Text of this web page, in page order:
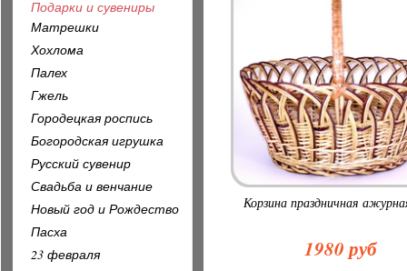
Корзина праздничная
1980 руб
Подарки и сувениры
Матрешки
Хохлома
Палех
Гжель
Городецкая роспись
Богородская игрушка
Русский сувенир
Свадьба и венчание
Новый год и Рождество
Пасха
23 февраля